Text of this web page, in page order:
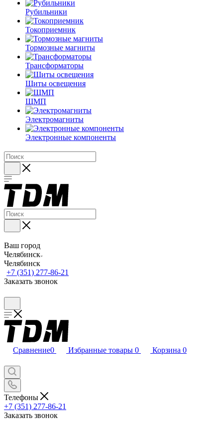
Рубильники
Токоприемник
Тормозные магниты
Трансформаторы
Щиты освещения
ЩМП
Электромагниты
Электронные компоненты
Ваш город
Челябинск
Челябинск
+7 (351) 277-86-21
Заказать звонок
Сравнение0 Избранные товары 0 Корзина 0
Телефоны
+7 (351) 277-86-21
Заказать звонок